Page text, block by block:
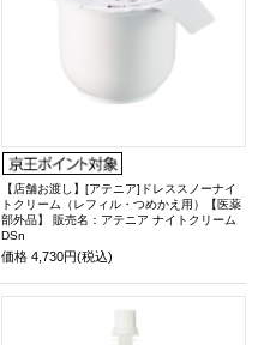
【店舗お渡し】[アテニア]ドレススノーナイ
トクリーム（レフィル・つめかえ用）【医薬
部外品】 販売名：アテニア ナイトクリーム
DSn
価格 4,730円(税込)